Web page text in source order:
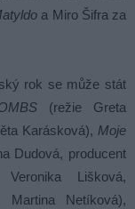
a Miro Šifra za
rok se může stát
(režie Greta
Karásková), Moje
Dudová, producent
Veronika Lišková,
Martina Netíková),